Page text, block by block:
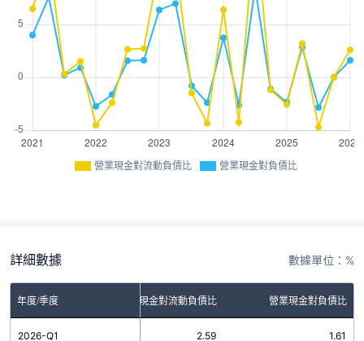
營業現金對流動負債比 營業現金對負債比
詳細數據 數據單位：%
年度/季度 營業現金對流動負債比 營業現金對負債比
2026-Q1 2.59 1.61